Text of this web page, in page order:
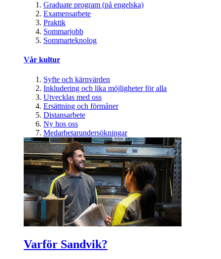
Graduate program (på engelska)
Examensarbete
Praktik
Sommarjobb
Sommarteknolog
Vår kultur
Syfte och kärnvärden
Inkludering och lika möjligheter för alla
Utvecklas med oss
Ersättning och förmåner
Distansarbete
Ny hos oss
Medarbetarundersökningar
Varför Sandvik?